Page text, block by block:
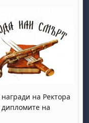
на Ректора
дипломите на